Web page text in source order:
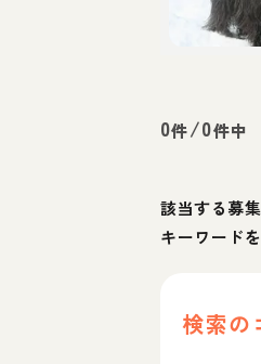
0件/0件中
該当する募
キーワード
検索の